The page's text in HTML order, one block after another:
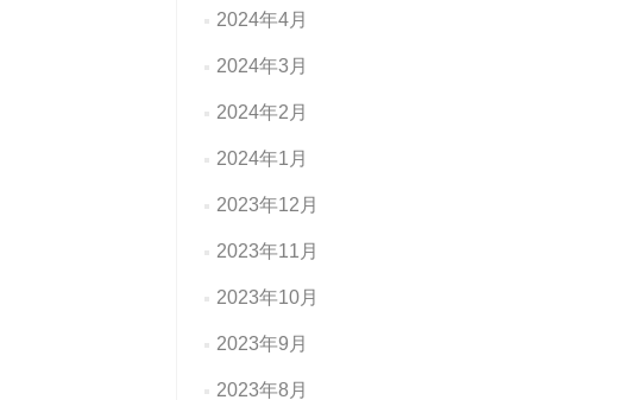
2024年4月
2024年3月
2024年2月
2024年1月
2023年12月
2023年11月
2023年10月
2023年9月
2023年8月